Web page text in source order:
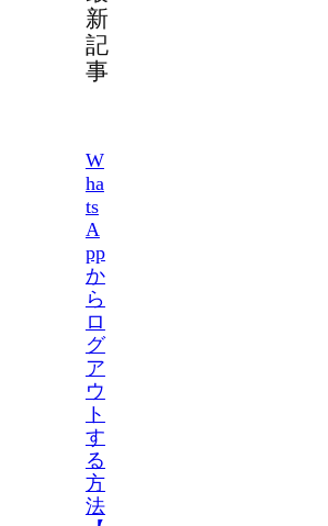
新
記
事
W
ha
ts
A
pp
か
ら
ロ
グ
ア
ウ
ト
す
る
方
法